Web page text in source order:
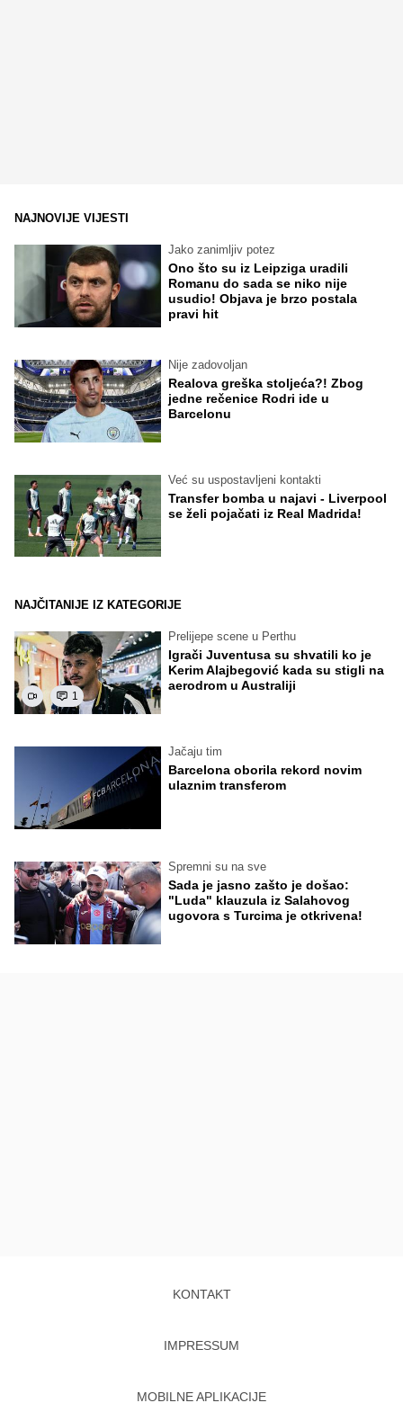
NAJNOVIJE VIJESTI
Jako zanimljiv potez
Ono što su iz Leipziga uradili
Romanu do sada se niko nije
usudio! Objava je brzo postala
pravi hit
Nije zadovoljan
Realova greška stoljeća?! Zbog
jedne rečenice Rodri ide u
Barcelonu
Već su uspostavljeni kontakti
Transfer bomba u najavi - Liverpool
se želi pojačati iz Real Madrida!
NAJČITANIJE IZ KATEGORIJE
1
Prelijepe scene u Perthu
Igrači Juventusa su shvatili ko je
Kerim Alajbegović kada su stigli na
aerodrom u Australiji
Jačaju tim
Barcelona oborila rekord novim
ulaznim transferom
Spremni su na sve
Sada je jasno zašto je došao:
"Luda" klauzula iz Salahovog
ugovora s Turcima je otkrivena!
KONTAKT
IMPRESSUM
MOBILNE APLIKACIJE